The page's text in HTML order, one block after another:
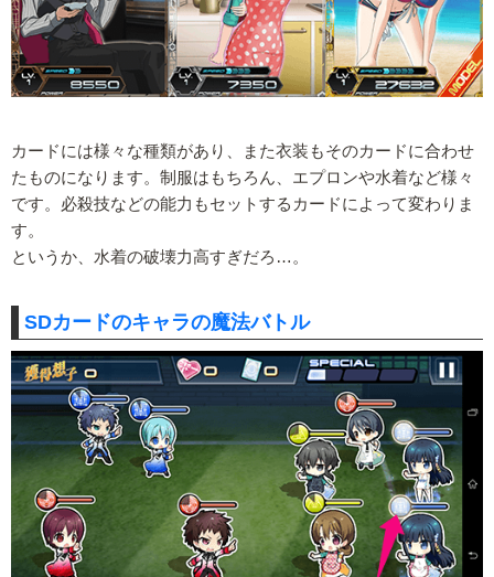
カードには様々な種類があり、また衣装もそのカードに合わせ
たものになります。制服はもちろん、エプロンや水着など様々
です。必殺技などの能力もセットするカードによって変わりま
す。
というか、水着の破壊力高すぎだろ…。
SDカードのキャラの魔法バトル